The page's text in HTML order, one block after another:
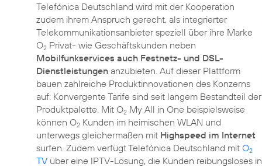
Telefónica Deutschland wird mit der Kooperation
zudem ihrem Anspruch gerecht, als integrierter
Telekommunikationsanbieter speziell über ihre Marke
O2 Privat- wie Geschäftskunden neben
Mobilfunkservices auch Festnetz- und DSL-
Dienstleistungen anzubieten. Auf dieser Plattform
bauen zahlreiche Produktinnovationen des Konzerns
auf: Konvergente Tarife sind seit langem Bestandteil der
Produktpalette. Mit O2 My All in One beispielsweise
können O2 Kunden im heimischen WLAN und
unterwegs gleichermaßen mit Highspeed im Internet
surfen. Zudem verfügt Telefónica Deutschland mit O2
TV über eine IPTV-Lösung, die Kunden reibungsloses in